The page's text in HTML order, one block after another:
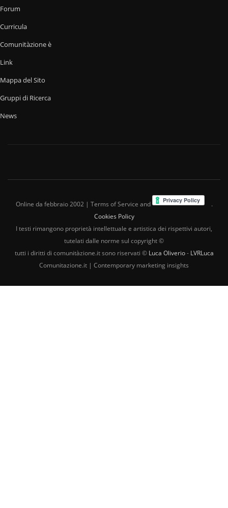
Forum
Curricula
Comunitàzione è
Link
Mappa del Sito
Gruppi di Ricerca
News
Online da febbraio 2002 | Terms of Service and
.
Cookies Policy
I testi rimangono proprietà intellettuale e artistica dei rispettivi autori,
tutelati dalle norme sul copyright ©
tutti i diritti di comunitàzione.it sono riservati © Luca Oliverio- LVRLuca
Comunitazione.it | Contemporary marketing insights